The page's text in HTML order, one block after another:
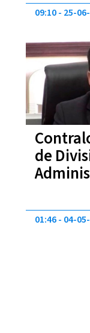
de
09:10 25-
01:46 04-